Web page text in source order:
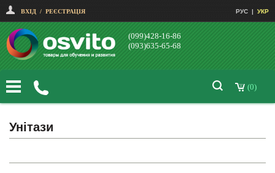
ВХІД / РЕЄСТРАЦІЯ РУС | УКР
(099)428-16-86
(093)635-65-68
(0)
Унітази